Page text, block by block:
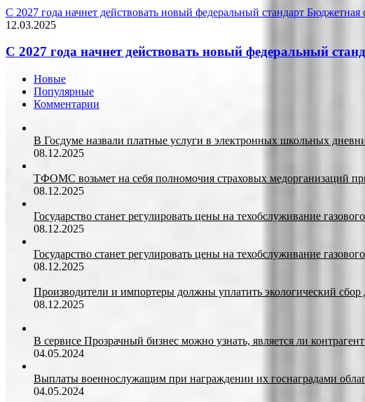
С 2027 года начнет действовать новый федеральный стандарт
12.03.2025
С 2027 года начнет действовать новый федеральный
Новые
Популярные
Комментарии
В Госдуме назвали платные услуги в электронных школьных
08.12.2025
ТФОМС возьмет на себя полномочия страховых медорганизаций
08.12.2025
Государство станет регулировать цены на техобслуживание
08.12.2025
Государство станет регулировать цены на техобслуживание
08.12.2025
Производители и импортеры должны уплатить экологический
08.12.2025
В сервисе Прозрачный бизнес можно узнать, является ли
04.05.2024
Выплаты военнослужащим при награждении их госнаградами
04.05.2024